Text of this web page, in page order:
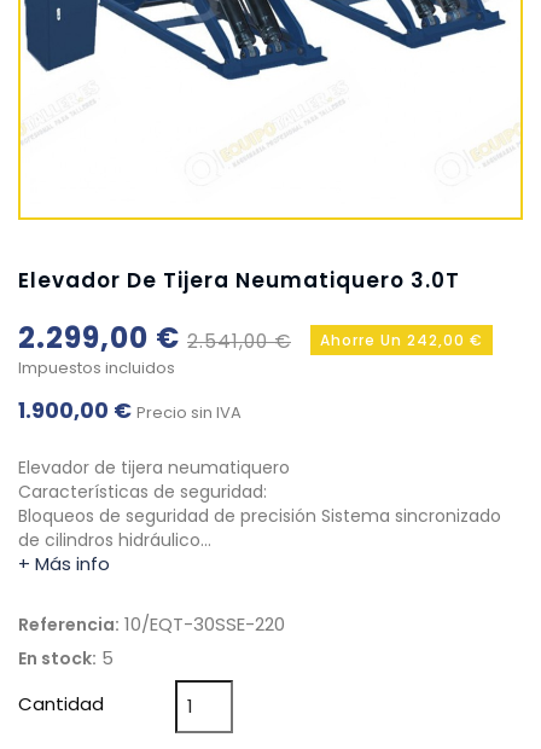
Elevador De Tijera Neumatiquero 3.0T
2.299,00 € 2.541,00 € Ahorre Un 242,00 €
Impuestos incluidos
1.900,00 € Precio sin IVA
Elevador de tijera neumatiquero
Características de seguridad:
Bloqueos de seguridad de precisión Sistema sincronizado
de cilindros hidráulico…
+ Más info
Referencia: 10/EQT-30SSE-220
En stock: 5
Cantidad